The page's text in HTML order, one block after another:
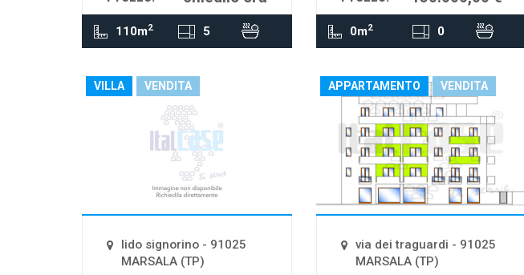
immobile b51
110m2 5 0m2 0
VILLA VENDITA
lido signorino - 91025
MARSALA (TP)
La mappa non è disponibile
APPARTAMENTO VENDITA
via dei traguardi - 91025
MARSALA (TP)
La mappa non è disponibile